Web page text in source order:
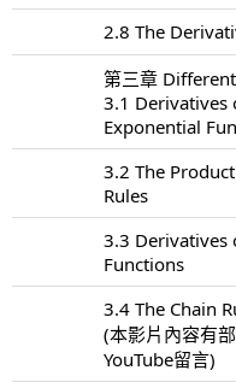
2.8 The
第三章
3.1 Derivatives
Exponential
3.2 The
Rules
3.3 Derivatives
Functions
3.4 The Chain
(本影片內容有
YouTube留言)